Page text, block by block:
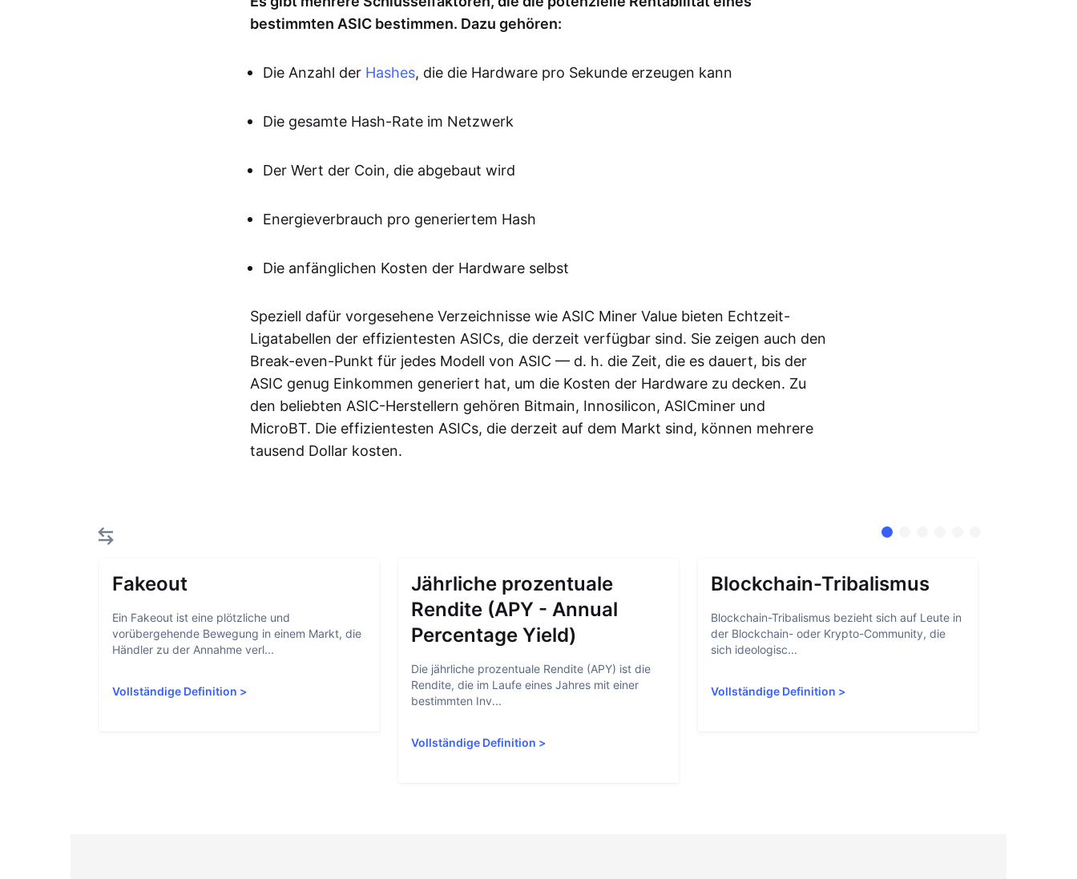
bestimmten ASIC bestimmen. Dazu gehören:
Die Anzahl der Hashes, die die Hardware pro Sekunde erzeugen kann
Die gesamte Hash-Rate im Netzwerk
Der Wert der Coin, die abgebaut wird
Energieverbrauch pro generiertem Hash
Die anfänglichen Kosten der Hardware selbst
Speziell dafür vorgesehene Verzeichnisse wie ASIC Miner Value bieten Echtzeit-
Ligatabellen der effizientesten ASICs, die derzeit verfügbar sind. Sie zeigen auch den
Break-even-Punkt für jedes Modell von ASIC — d. h. die Zeit, die es dauert, bis der
ASIC genug Einkommen generiert hat, um die Kosten der Hardware zu decken. Zu
den beliebten ASIC-Herstellern gehören Bitmain, Innosilicon, ASICminer und
MicroBT. Die effizientesten ASICs, die derzeit auf dem Markt sind, können mehrere
tausend Dollar kosten.
Fakeout
Ein Fakeout ist eine plötzliche und
vorübergehende Bewegung in einem Markt, die
Händler zu der Annahme verl...
Vollständige Definition >
Jährliche prozentuale
Rendite (APY - Annual
Percentage Yield)
Die jährliche prozentuale Rendite (APY) ist die
Rendite, die im Laufe eines Jahres mit einer
bestimmten Inv...
Vollständige Definition >
Blockchain-Tribalismus
Blockchain-Tribalismus bezieht sich auf Leute in
der Blockchain- oder Krypto-Community, die
sich ideologisc...
Vollständige Definition >